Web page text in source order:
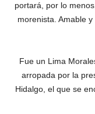
portará, por lo
morenista. Amable
Fue un Lima
arropada por la
Hidalgo, el que se